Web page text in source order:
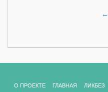
←
О ПРОЕКТЕ ГЛАВНАЯ ЛИКБЕЗ